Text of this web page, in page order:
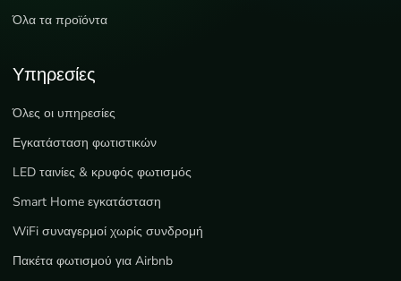
Όλα τα προϊόντα
Υπηρεσίες
Όλες οι υπηρεσίες
Εγκατάσταση φωτιστικών
LED ταινίες & κρυφός φωτισμός
Smart Home εγκατάσταση
WiFi συναγερμοί χωρίς συνδρομή
Πακέτα φωτισμού για Airbnb